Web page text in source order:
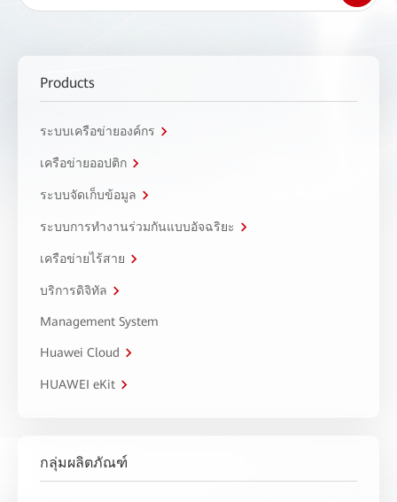
Products
ระบบเครือข่ายองค์กร
เครือข่ายออปติก
ระบบจัดเก็บข้อมูล
ระบบการทำงานร่วมกันแบบอัจฉริยะ
เครือข่ายไร้สาย
บริการดิจิทัล
Management System
Huawei Cloud
HUAWEI eKit
กลุ่มผลิตภัณฑ์